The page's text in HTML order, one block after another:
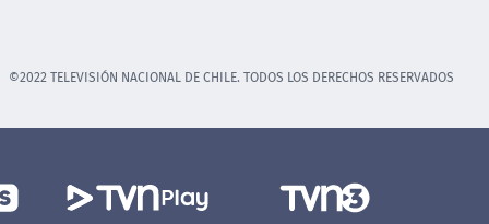
©2022 TELEVISIÓN NACIONAL DE CHILE. TODOS LOS DERECHOS RESERVADOS